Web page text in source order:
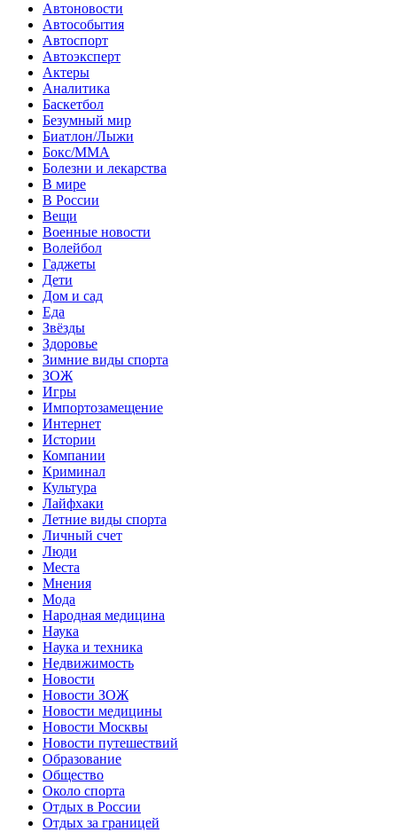
Автоновости
Автособытия
Автоспорт
Автоэксперт
Актеры
Аналитика
Баскетбол
Безумный мир
Биатлон/Лыжи
Бокс/MMA
Болезни и лекарства
В мире
В России
Вещи
Военные новости
Волейбол
Гаджеты
Дети
Дом и сад
Еда
Звёзды
Здоровье
Зимние виды спорта
ЗОЖ
Игры
Импортозамещение
Интернет
Истории
Компании
Криминал
Культура
Лайфхаки
Летние виды спорта
Личный счет
Люди
Места
Мнения
Мода
Народная медицина
Наука
Наука и техника
Недвижимость
Новости
Новости ЗОЖ
Новости медицины
Новости Москвы
Новости путешествий
Образование
Общество
Около спорта
Отдых в России
Отдых за границей